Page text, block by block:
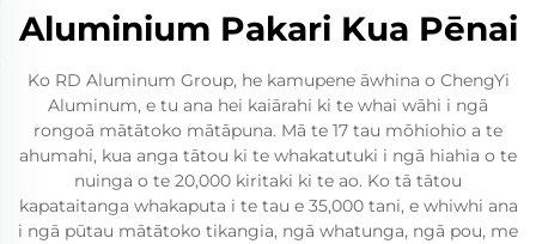
Aluminium Pakari Kua Pēnai
Ko RD Aluminum Group, he kamupene āwhina o ChengYi
Aluminum, e tu ana hei kaiārahi ki te whai wāhi i ngā
rongoā mātātoko mātāpuna. Mā te 17 tau mōhiohio a te
ahumahi, kua anga tātou ki te whakatutuki i ngā hiahia o te
nuinga o te 20,000 kiritaki ki te ao. Ko tā tātou
kapataitanga whakaputa i te tau e 35,000 tani, e whiwhi ana
i ngā pūtau mātātoko tikangia, ngā whatunga, ngā pou, me